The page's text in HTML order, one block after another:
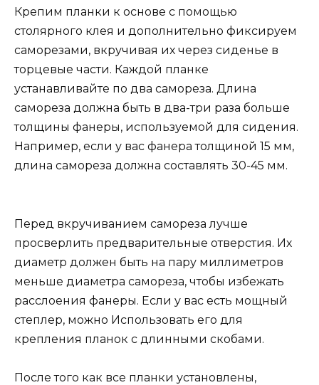
Крепим планки к основе с помощью
столярного клея и дополнительно фиксируем
саморезами, вкручивая их через сиденье в
торцевые части. Каждой планке
устанавливайте по два самореза. Длина
самореза должна быть в два-три раза больше
толщины фанеры, используемой для сидения.
Например, если у вас фанера толщиной 15 мм,
длина самореза должна составлять 30-45 мм.
Перед вкручиванием самореза лучше
просверлить предварительные отверстия. Их
диаметр должен быть на пару миллиметров
меньше диаметра самореза, чтобы избежать
расслоения фанеры. Если у вас есть мощный
степлер, можно Использовать его для
крепления планок с длинными скобами.
После того как все планки установлены,